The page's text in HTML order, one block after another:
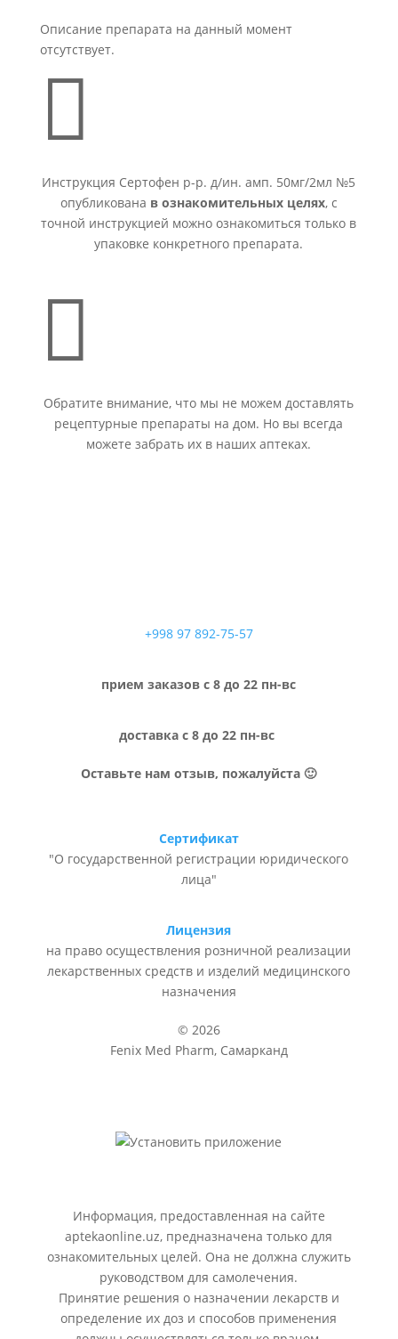
Описание препарата на данный момент
отсутствует.

Инструкция Сертофен р-р. д/ин. амп. 50мг/2мл №5
опубликована в ознакомительных целях, с
точной инструкцией можно ознакомиться только в
упаковке конкретного препарата.

Обратите внимание, что мы не можем доставлять
рецептурные препараты на дом. Но вы всегда
можете забрать их в наших аптеках.
+998 97 892-75-57
прием заказов с 8 до 22 пн-вс
доставка с 8 до 22 пн-вс
Оставьте нам отзыв, пожалуйста 🙂
Сертификат
"О государственной регистрации юридического
лица"
Лицензия
на право осуществления розничной реализации
лекарственных средств и изделий медицинского
назначения
© 2026
Fenix Med Pharm, Самарканд
Информация, предоставленная на сайте
aptekaonline.uz, предназначена только для
ознакомительных целей. Она не должна служить
руководством для самолечения.
Принятие решения о назначении лекарств и
определение их доз и способов применения